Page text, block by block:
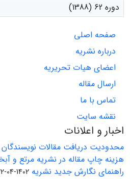
دوره 62 (1388)
صفحه اصلی
درباره نشریه
اعضای هیات تحریریه
ارسال مقاله
تماس با ما
نقشه سایت
اخبار و اعلانات
محدودیت دریافت مقالات
هزینه چاپ مقاله در نشریه مرتع و
راهنمای نگارش جدید نشریه 1402-04-22